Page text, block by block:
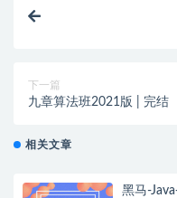
下一篇
九章算法班2021版 | 完结
相关文章
黑马-